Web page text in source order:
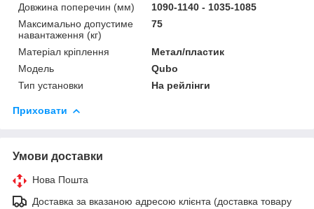
Довжина поперечин (мм)
1090-1140 - 1035-1085
Максимально допустиме
навантаження (кг)
75
Матеріал кріплення
Метал/пластик
Мoдель
Qubo
Тип установки
На рейлінги
Приховати
Умови доставки
Нова Пошта
Доставка за вказаною адресою клієнта (доставка товару